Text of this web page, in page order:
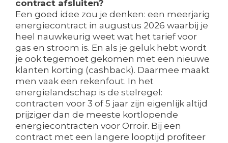
contract afsluiten?
Een goed idee zou je denken: een meerjarig
energiecontract in augustus 2026 waarbij je
heel nauwkeurig weet wat het tarief voor
gas en stroom is. En als je geluk hebt wordt
je ook tegemoet gekomen met een nieuwe
klanten korting (cashback). Daarmee maakt
men vaak een rekenfout. In het
energielandschap is de stelregel:
contracten voor 3 of 5 jaar zijn eigenlijk altijd
prijziger dan de meeste kortlopende
energiecontracten voor Orroir. Bij een
contract met een langere looptijd profiteer